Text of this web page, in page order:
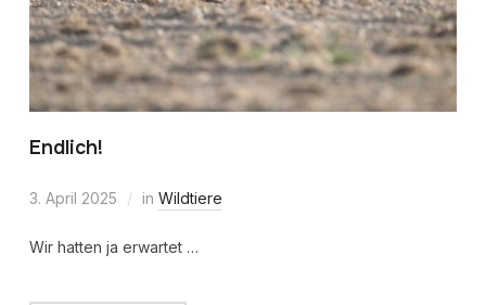
Endlich!
3. April 2025 in Wildtiere
Wir hatten ja erwartet …